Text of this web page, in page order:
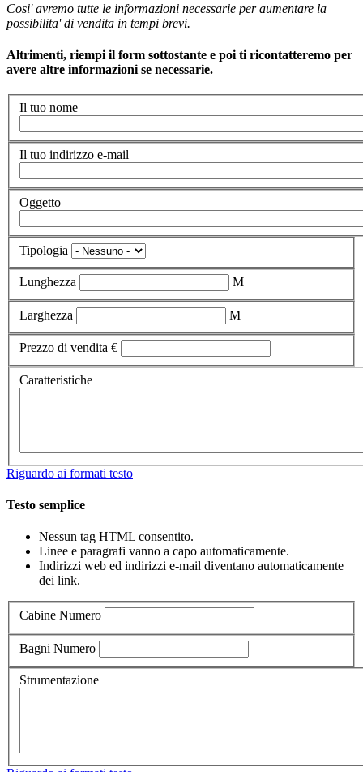
Cosi' avremo tutte le informazioni necessarie per aumentare la
possibilita' di vendita in tempi brevi.
Altrimenti, riempi il form sottostante e poi ti ricontatteremo per
avere altre informazioni se necessarie.
Il tuo nome
Il tuo indirizzo e-mail
Oggetto
Tipologia
Lunghezza M
Larghezza M
Prezzo di vendita €
Caratteristiche
Riguardo ai formati testo
Testo semplice
Nessun tag HTML consentito.
Linee e paragrafi vanno a capo automaticamente.
Indirizzi web ed indirizzi e-mail diventano automaticamente
dei link.
Cabine Numero
Bagni Numero
Strumentazione